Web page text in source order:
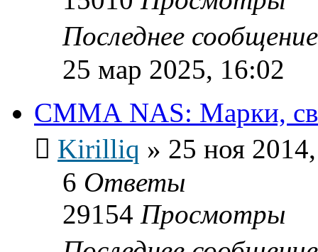
Последнее
25 мар 2025, 16:02
СММА NAS: Марки,
Kirilliq » 25 ноя
6 Ответы
29154 Просмотры